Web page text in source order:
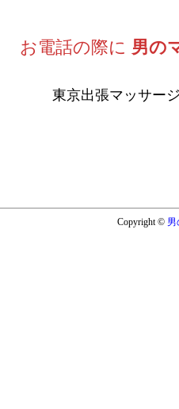
お電話の際に 男の
東京出張マッサー
Copyright © 男